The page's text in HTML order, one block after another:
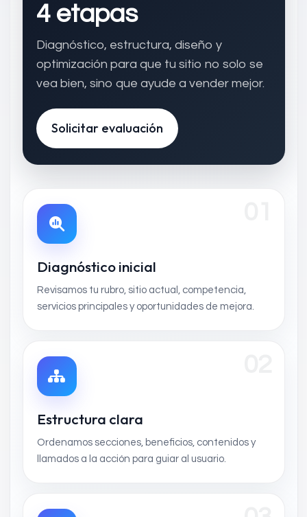
4 etapas
Diagnóstico, estructura, diseño y
optimización para que tu sitio no solo se
vea bien, sino que ayude a vender mejor.
Solicitar evaluación
Diagnóstico inicial
Revisamos tu rubro, sitio actual, competencia,
servicios principales y oportunidades de mejora.
Estructura clara
Ordenamos secciones, beneficios, contenidos y
llamados a la acción para guiar al usuario.